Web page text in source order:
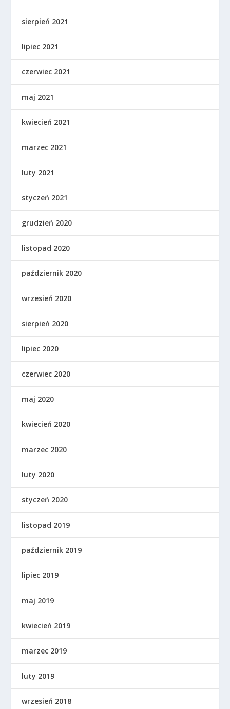
sierpień 2021
lipiec 2021
czerwiec 2021
maj 2021
kwiecień 2021
marzec 2021
luty 2021
styczeń 2021
grudzień 2020
listopad 2020
październik 2020
wrzesień 2020
sierpień 2020
lipiec 2020
czerwiec 2020
maj 2020
kwiecień 2020
marzec 2020
luty 2020
styczeń 2020
listopad 2019
październik 2019
lipiec 2019
maj 2019
kwiecień 2019
marzec 2019
luty 2019
wrzesień 2018